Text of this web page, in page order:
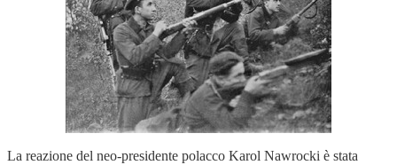
La reazione del neo-presidente polacco Karol Nawrocki è stata